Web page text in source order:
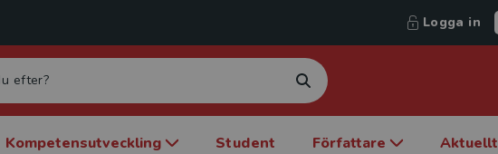
Logga in
Kompetensutveckling Student Författare Aktuellt